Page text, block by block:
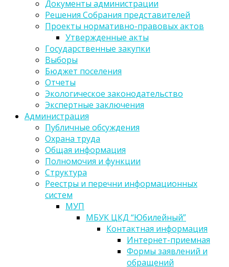
Документы администрации
Решения Собрания представителей
Проекты нормативно-правовых актов
Утвержденные акты
Государственные закупки
Выборы
Бюджет поселения
Отчеты
Экологическое законодательство
Экспертные заключения
Администрация
Публичные обсуждения
Охрана труда
Общая информация
Полномочия и функции
Структура
Реестры и перечни информационных
систем
МУП
МБУК ЦКД “Юбилейный”
Контактная информация
Интернет-приемная
Формы заявлений и
обращений